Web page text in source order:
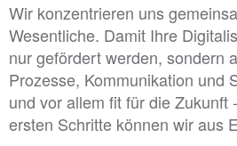
Wir konzentrieren uns
Wesentliche. Damit Ihre
nur gefördert werden, sondern
Prozesse, Kommunikation und
und vor allem fit für die Zukunft
ersten Schritte können wir aus